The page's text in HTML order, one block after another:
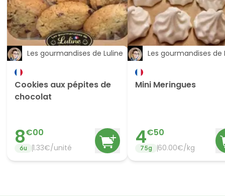
Les gourmandises de Luline
Cookies aux pépites de
chocolat
8€00
6u 1.33€/unité
Les gourmandises de
Mini Meringues
4€50
75g 60.00€/kg